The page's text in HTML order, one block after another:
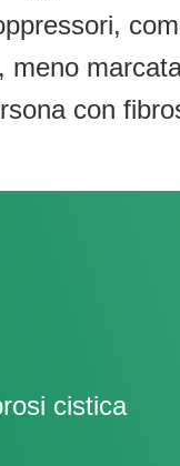
meno
con
cistica